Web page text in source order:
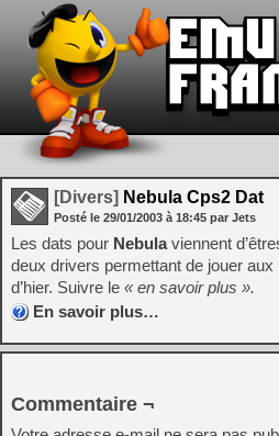
[Divers] Nebula Cps2 Dat
Posté le 29/01/2003 à 18:45 par Jets
Les dats pour Nebulaviennent
deux drivers permettant de jouer aux
d’hier. Suivre le « en savoir plus ».
En savoir plus…
Commentaire ¬